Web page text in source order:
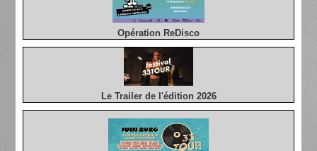
Opération ReDisco
Le Trailer de l'édition 2026